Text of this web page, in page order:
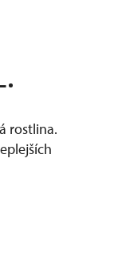
rostlina.